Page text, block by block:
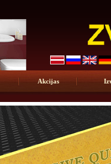
Akcijas